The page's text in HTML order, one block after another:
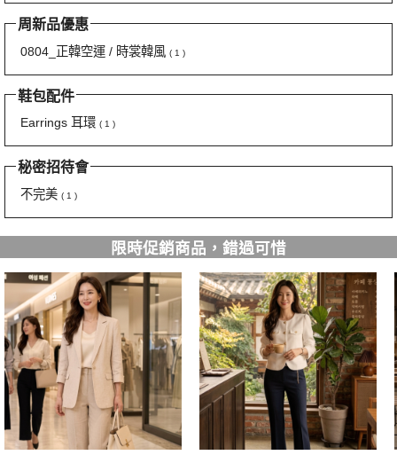
周新品優惠
0804_正韓空運 / 時裳韓風 ( 1 )
鞋包配件
Earrings 耳環 ( 1 )
秘密招待會
不完美 ( 1 )
限時促銷商品，錯過可惜